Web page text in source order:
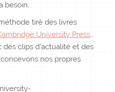
besoin.
tiré des livres
University Press…
clips d’actualité et des
nos propres